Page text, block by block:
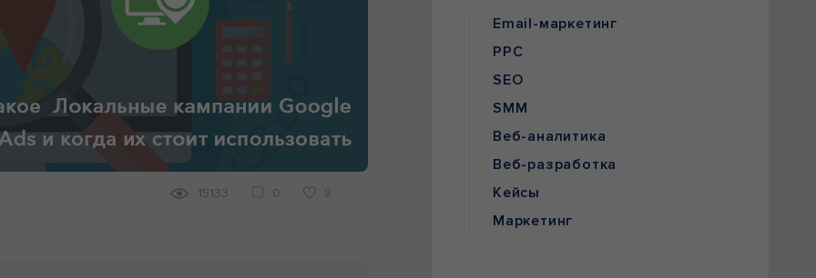
15133 0 8
Email-маркетинг
PPC
SEO
SMM
Веб-аналитика
Веб-разработка
Кейсы
Маркетинг